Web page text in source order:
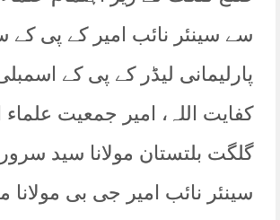
سے سینئر نائب امیر کے پی کے
پارلیمانی لیڈر کے پی کے
کفایت اللہ، امیر جمعیت علماء
گلگت بلتستان مولانا سید
سینئر نائب امیر جی بی مولانا